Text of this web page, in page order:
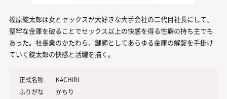
福原錠太郎は女とセックスが大好きな大手会社の二代目社長にして、
堅牢な金庫を破ることでセックス以上の快感を得る性癖の持ち主でも
あった。社長業のかたわら、鍵師としてあらゆる金庫の解錠を手掛け
ていく錠太郎の快感と活躍を描く。
正式名称
KACHIRI
ふりがな
かちり